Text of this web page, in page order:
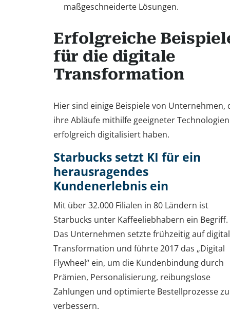
maßgeschneiderte Lösungen.
Erfolgreiche
für die digitale
Transformation
Hier sind einige Beispiele von Unternehmen,
ihre Abläufe mithilfe geeigneter Technologien
erfolgreich digitalisiert haben.
Starbucks setzt KI für ein
herausragendes
Kundenerlebnis ein
Mit über 32.000 Filialen in 80 Ländern ist
Starbucks unter Kaffeeliebhabern ein Begriff.
Das Unternehmen setzte frühzeitig auf
Transformation und führte 2017 das „Digital
Flywheel“ ein, um die Kundenbindung durch
Prämien, Personalisierung, reibungslose
Zahlungen und optimierte Bestellprozesse zu
verbessern.